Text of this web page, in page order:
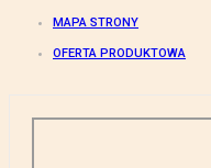
MAPA STRONY
OFERTA PRODUKTOWA